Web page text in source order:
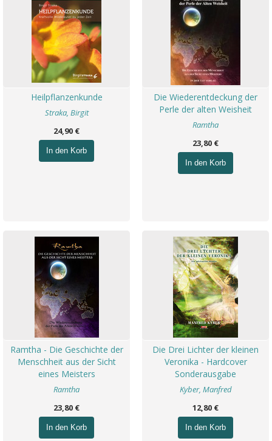
Heilpflanzenkunde
Straka, Birgit
24,90 €
In den Korb
Die Wiederentdeckung der
Perle der alten Weisheit
Ramtha
23,80 €
In den Korb
Ramtha - Die Geschichte der
Menschheit aus der Sicht
eines Meisters
Ramtha
23,80 €
In den Korb
Die Drei Lichter der kleinen
Veronika - Hardcover
Sonderausgabe
Kyber, Manfred
12,80 €
In den Korb